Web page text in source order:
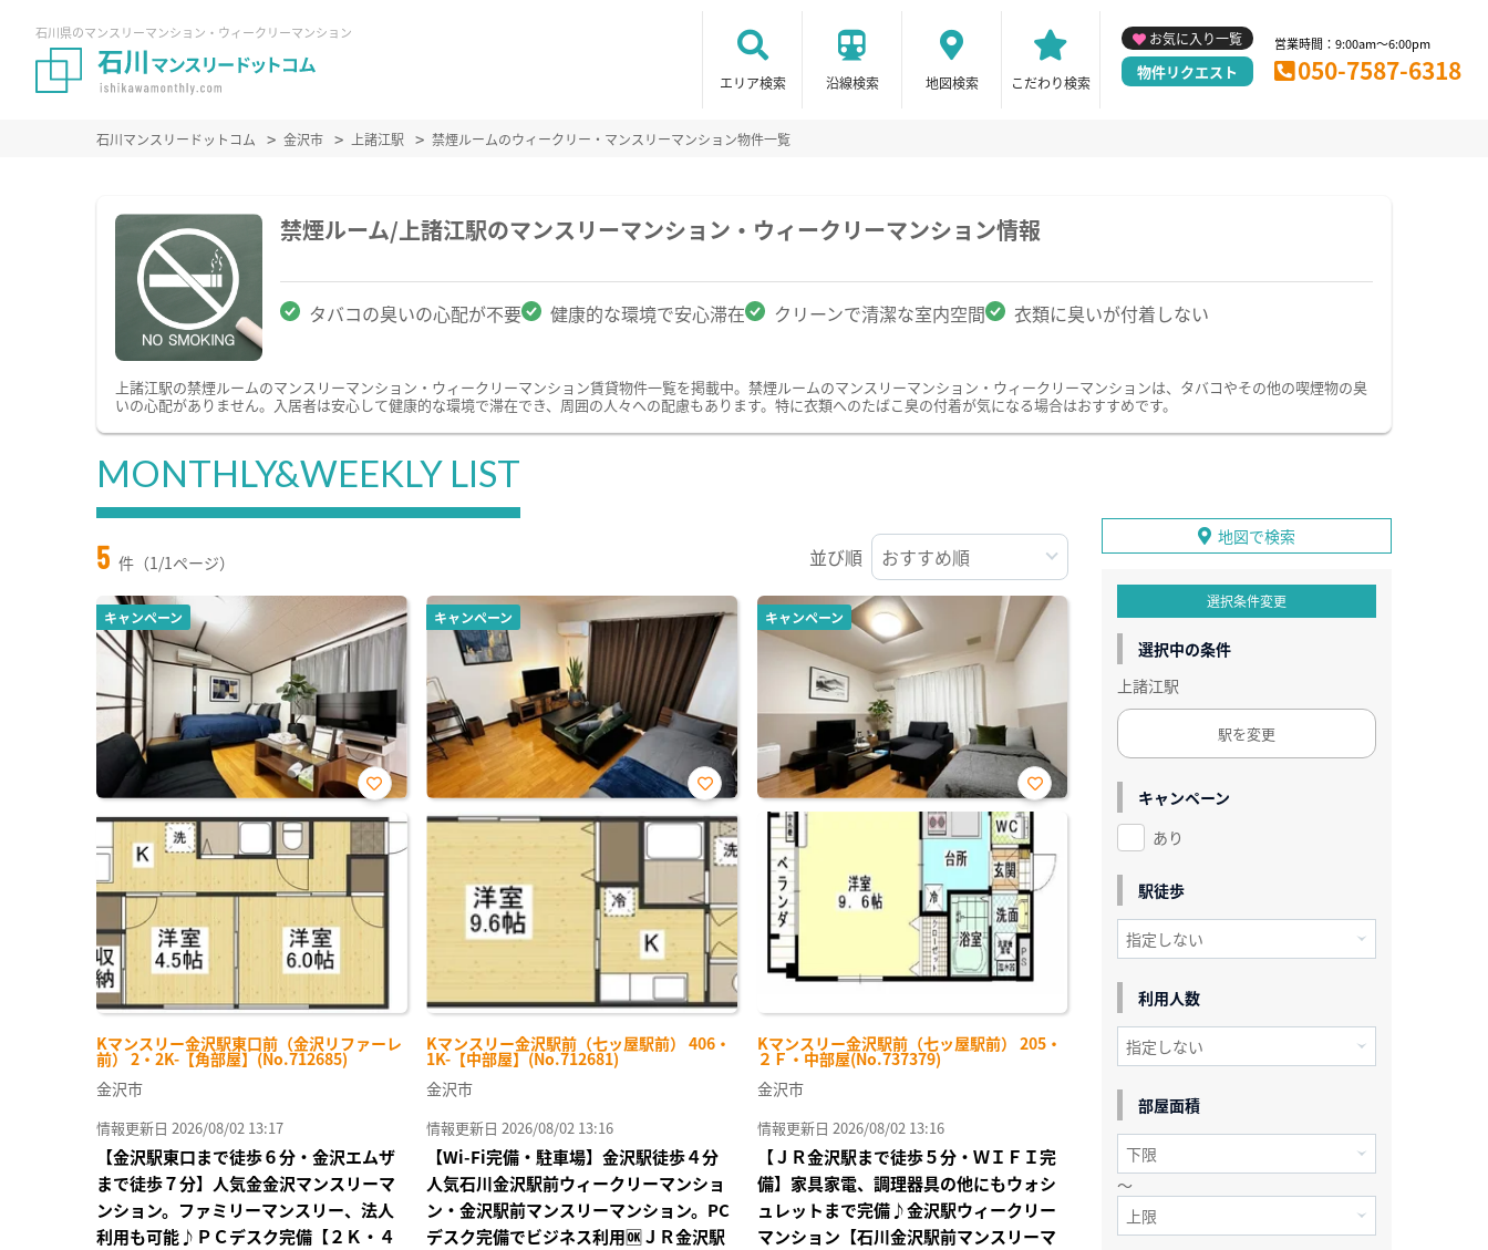
石川県のマンスリーマンション・ウィークリーマンション
エリア検索 沿線検索 地図検索 こだわり検索
お気に入り一覧
物件リクエスト
営業時間：9:00am～6:00pm
050-7587-6318
石川マンスリードットコム 金沢市 上諸江駅 禁煙ルームのウィークリー・マンスリーマンション物件一覧
禁煙ルーム/上諸江駅のマンスリーマンション・ウィークリーマンション情報
タバコの臭いの心配が不要 健康的な環境で安心滞在 クリーンで清潔な室内空間 衣類に臭いが付着しない
上諸江駅の禁煙ルームのマンスリーマンション・ウィークリーマンション賃貸物件一覧を掲載中。禁煙ルームのマンスリーマンション・ウィークリーマンションは、タバコやその他の喫煙物の臭
いの心配がありません。入居者は安心して健康的な環境で滞在でき、周囲の人々への配慮もあります。特に衣類へのたばこ臭の付着が気になる場合はおすすめです。
MONTHLY&WEEKLY LIST
5 件（1/1ページ） 並び順
キャンペーン
Kマンスリー金沢駅東口前（金沢リファーレ
前） 2・2K-【角部屋】(No.712685)
お気
に入
り登
録
金沢市
情報更新日 2026/08/02 13:17
【金沢駅東口まで徒歩６分・金沢エムザ
まで徒歩７分】人気金金沢マンスリーマ
ンション。ファミリーマンスリー、法人
利用も可能♪ＰＣデスク完備【２Ｋ・４
キャンペーン
Kマンスリー金沢駅前（七ッ屋駅前） 406・
1K-【中部屋】(No.712681)
お気
に入
り登
録
金沢市
情報更新日 2026/08/02 13:16
【Wi-Fi完備・駐車場】金沢駅徒歩４分
人気石川金沢駅前ウィークリーマンショ
ン・金沢駅前マンスリーマンション。PC
デスク完備でビジネス利用🆗ＪＲ金沢駅
キャンペーン
Kマンスリー金沢駅前（七ッ屋駅前） 205・
２Ｆ・中部屋(No.737379)
お気
に入
り登
録
金沢市
情報更新日 2026/08/02 13:16
【ＪＲ金沢駅まで徒歩５分・ＷＩＦＩ完
備】家具家電、調理器具の他にもウォシ
ュレットまで完備♪金沢駅ウィークリー
マンション【石川金沢駅前マンスリーマ
地図で検索
選択条件変更
選択中の条件
上諸江駅
駅を変更
キャンペーン
あり
駅徒歩
利用人数
部屋面積
～